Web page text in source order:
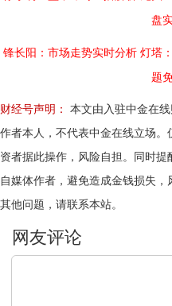
盘
锋长阳：市场走势实时分析 灯塔
题
财经号声明：
本文由入驻中金在
作者本人，不代表中金在线立场
资者据此操作，风险自担。同时
自媒体作者，避免造成金钱损失
其他问题，请联系本站。